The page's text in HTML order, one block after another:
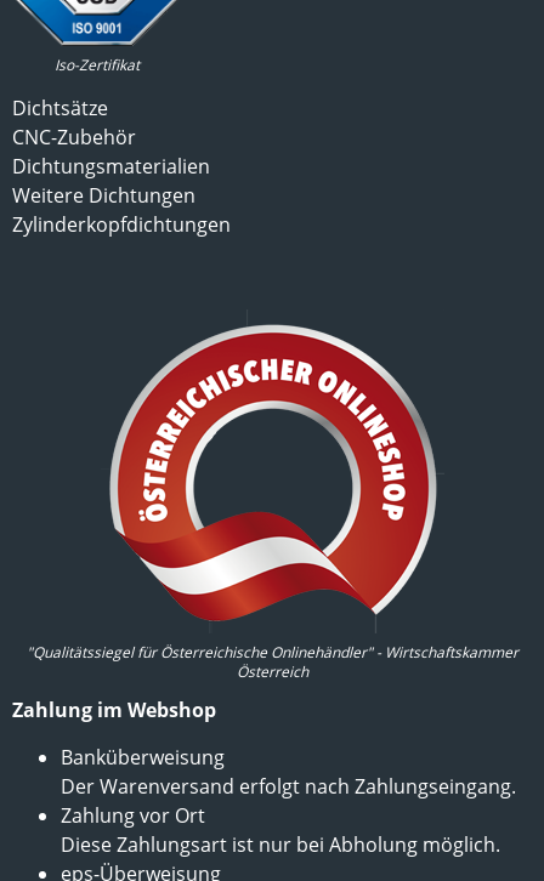
Iso-Zertifikat
Dichtsätze
CNC-Zubehör
Dichtungsmaterialien
Weitere Dichtungen
Zylinderkopfdichtungen
"Qualitätssiegel für Österreichische Onlinehändler" - Wirtschaftskammer
Österreich
Zahlung im Webshop
Banküberweisung
Der Warenversand erfolgt nach Zahlungseingang.
Zahlung vor Ort
Diese Zahlungsart ist nur bei Abholung möglich.
eps-Überweisung